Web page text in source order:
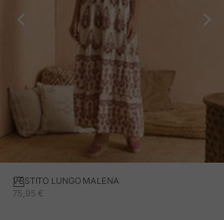
VESTITO LUNGO MALENA
PREZZO IN OFFERTA
75,95 €